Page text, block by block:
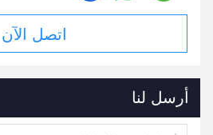
اتصل الآن
أرسل لنا